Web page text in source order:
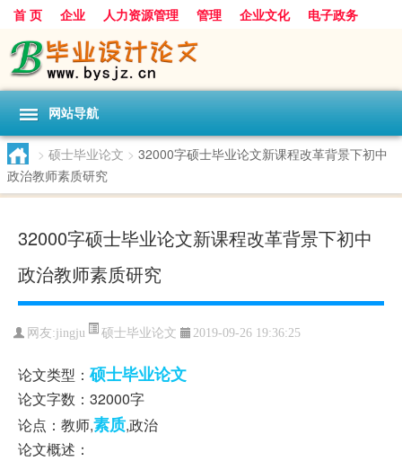
首 页 企业 人力资源管理 管理 企业文化
电子政务
数据
旅游 项目 浅谈 发展
网站导航
> 硕士毕业论文 > 32000字硕士毕业论文新课程改革背景下初中
政治教师素质研究
32000字硕士毕业论文新课程改革背景下初中
政治教师素质研究
网友:jingju 硕士毕业论文 2019-09-26 19:36:25
论文类型：硕士毕业论文
论文字数：32000字
论点：教师,素质,政治
论文概述：